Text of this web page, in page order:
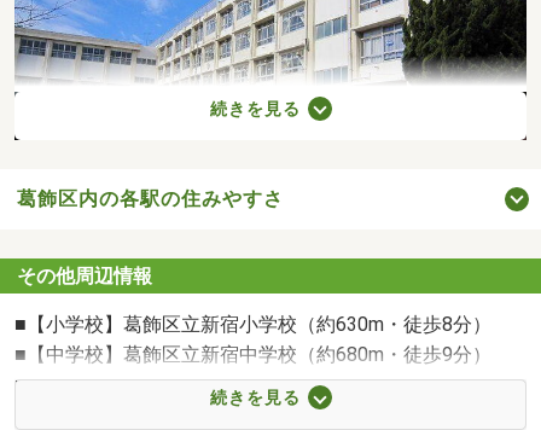
葛飾区立新宿小学校まで630m
続きを見る
葛飾区内の各駅の住みやすさ
その他周辺情報
■【小学校】葛飾区立新宿小学校（約630m・徒歩8分）
■【中学校】葛飾区立新宿中学校（約680m・徒歩9分）
■【幼稚園・保育園】金町幼稚園（約220m・徒歩3分）
■【幼稚園・保育園】新宿保育園（約490m・徒歩7分）
続きを見る